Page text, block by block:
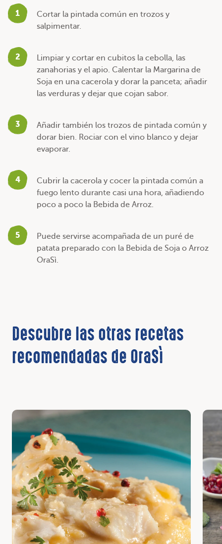
1
Cortar la pintada común en trozos y
salpimentar.
2
Limpiar y cortar en cubitos la cebolla, las
zanahorias y el apio. Calentar la Margarina de
Soja en una cacerola y dorar la panceta; añadir
las verduras y dejar que cojan sabor.
3
Añadir también los trozos de pintada común y
dorar bien. Rociar con el vino blanco y dejar
evaporar.
4
Cubrir la cacerola y cocer la pintada común a
fuego lento durante casi una hora, añadiendo
poco a poco la Bebida de Arroz.
5
Puede servirse acompañada de un puré de
patata preparado con la Bebida de Soja o Arroz
OraSì.
Descubre las otras recetas
recomendadas de OraSì
Descubrir